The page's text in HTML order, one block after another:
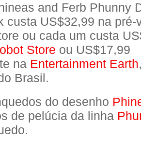
and Ferb Phunny
custa US$32,99 na pré-
ou cada um custa
Store ou US$17,99
na Entertainment Earth
Brasil.
do desenho
de pelúcia da linha